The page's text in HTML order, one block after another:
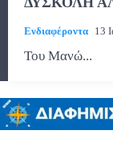
Ενδιαφέροντα 13
Του Μανώ...